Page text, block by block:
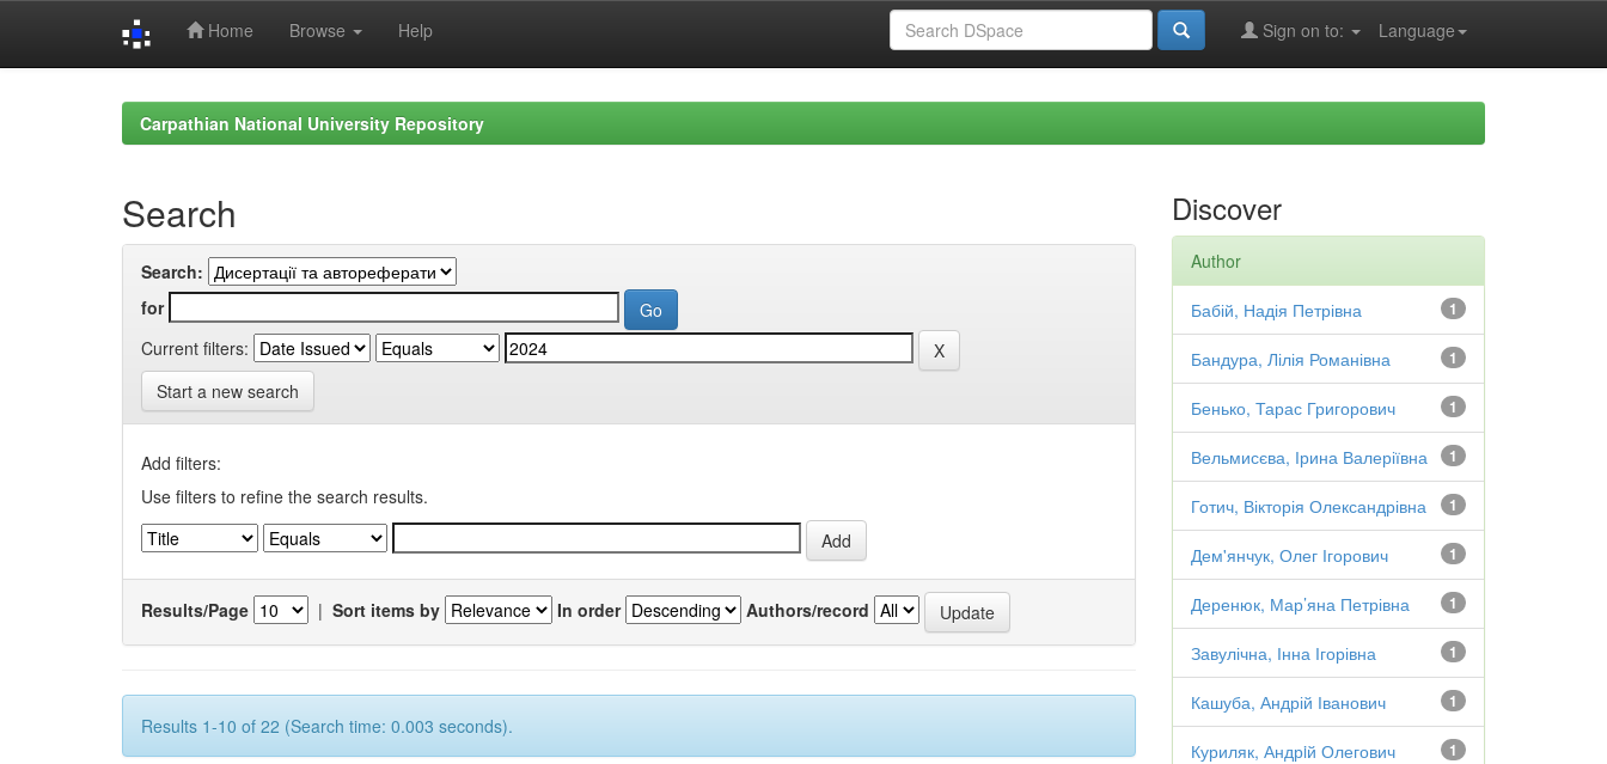
Home Browse Help Language
Sign on to:
Carpathian National University Repository
Search
Search:
for
Current filters:
Start a new search
Add filters:
Use filters to refine the search results.
Results/Page | Sort items by In order Authors/record
Results 1-10 of 22 (Search time: 0.003 seconds).
Discover
Author
1
Бабій, Надія Петрівна
1
Бандура, Лілія Романівна
1
Бенько, Тарас Григорович
1
Вельмисєва, Ірина Валеріївна
1
Готич, Вікторія Олександрівна
1
Дем'янчук, Олег Ігорович
1
Деренюк, Мар’яна Петрівна
1
Завулічна, Інна Ігорівна
1
Кашуба, Андрій Іванович
1
Куриляк, Андрiй Олегович